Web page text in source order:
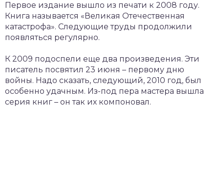
Первое издание вышло из печати к 2008 году.
Книга называется «Великая Отечественная
катастрофа». Следующие труды продолжили
появляться регулярно.
К 2009 подоспели еще два произведения. Эти
писатель посвятил 23 июня – первому дню
войны. Надо сказать, следующий, 2010 год, был
особенно удачным. Из-под пера мастера вышла
серия книг – он так их компоновал.